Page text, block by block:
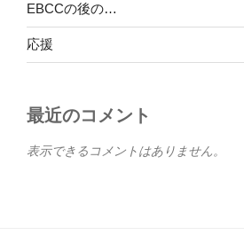
EBCCの後の…
応援
最近のコメント
表示できるコメントはありません。